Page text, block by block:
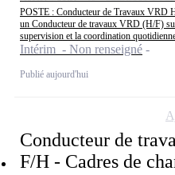
POSTE : Conducteur de Travaux VRD
un Conducteur de travaux VRD (H/F)
supervision et la coordination
Intérim - Non renseigné
Publié aujourd'hui
Conducteur de
F/H - Cadres de